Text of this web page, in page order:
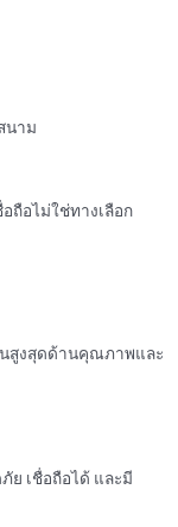
นาม
ถือไม่ใช่ทางเลือก
นสูงสุดด้านคุณภาพและ
ย เชื่อถือได้ และมี